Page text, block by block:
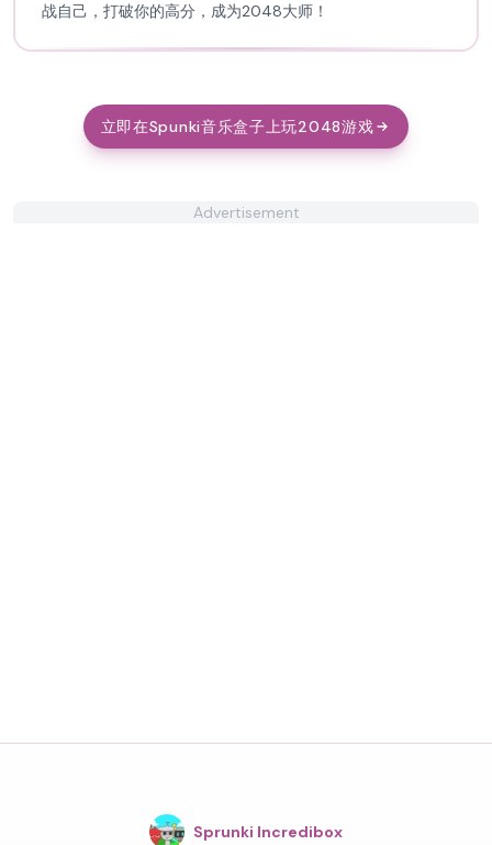
战自己，打破你的高分，成为2048大师！
立即在Spunki音乐盒子上玩2048游戏
Advertisement
Sprunki Incredibox